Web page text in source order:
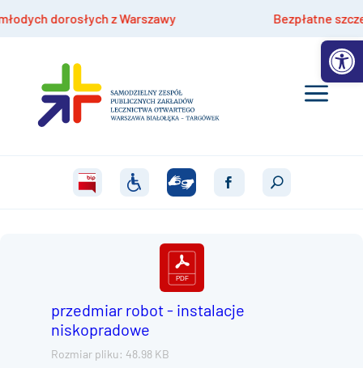
dorosłych z Warszawy Bezpłatne
przedmiar robot - instalacje
niskopradowe
Rozmiar pliku: 48.98 KB